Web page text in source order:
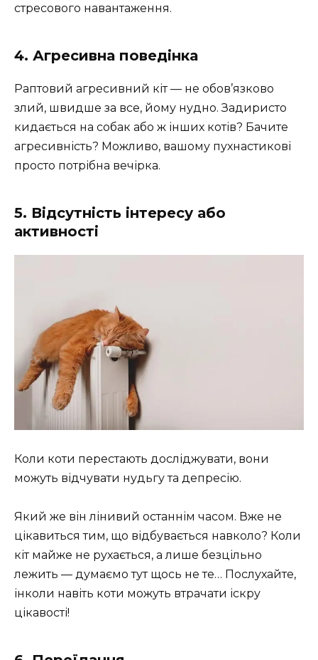
стресового навантаження.
4. Агресивна поведінка
Раптовий агресивний кіт — не обов’язково
злий, швидше за все, йому нудно. Задиристо
кидається на собак або ж інших котів? Бачите
агресивність? Можливо, вашому пухнастикові
просто потрібна вечірка.
5. Відсутність інтересу або
активності
Коли коти перестають досліджувати, вони
можуть відчувати нудьгу та депресію.
Який же він лінивий останнім часом. Вже не
цікавиться тим, що відбувається навколо? Коли
кіт майже не рухається, а лише безцільно
лежить — думаємо тут щось не те… Послухайте,
інколи навіть коти можуть втрачати іскру
цікавості!